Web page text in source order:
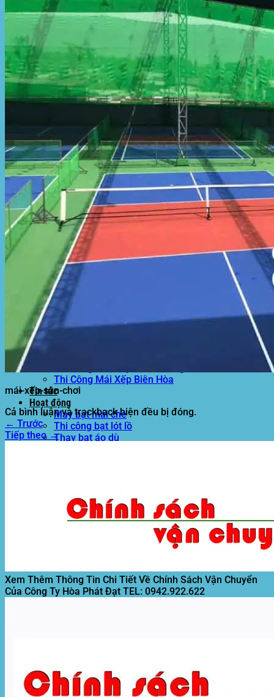
Hòa Phát Đạt
Giới thiệu Hòa Phát Đạt
Sản Phẩm
Sản Phẩm Bạt Che Ngoài Trời
Bạt che nắng mưa
Bạt kéo ngoài trời
Bạt che tự cuốn
Bạt nhựa xanh cam
Bạt sọc 3 màu
Bạt nhựa giá rẻ
Bạt lót ao hồ
Bạt nhựa đen HDPE
Màng chống thấm HDPE
Sản Phẩm Dù Che Ngoài Trời
Dù che nắng
Dù che quán cafe
Dù che sự kiện
Dù lệch tâm
Sản Phẩm Mái Che Di Động
Mái hiên di động
Mái xếp di động
Nhà bạt di động
Motor kéo bạt che
Dự Án Hòa Phát Đạt
Lưới che nắng
Màng phủ nông nghiệp
Bạt Kéo Quán Cafe
Thi Công Mái Xếp Biên Hòa
Tin tức
Hoạt động
May bạt mái che
Thi công bạt lót lồ
Thay bạt áo dù
Tìm
kiếm:
mái-xếp-sân-chơi
Cả bình luận và trackback hiện đều bị đóng.
← Trước
Tiếp theo →
Xem Thêm Thông Tin Chi Tiết Về Chính Sách Vận Chuyển
Của Công Ty Hòa Phát Đạt TEL: 0942.922.622